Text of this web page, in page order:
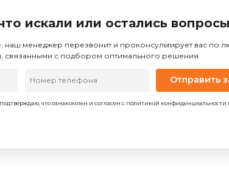
искали или остались
наш менеджер перезвонит и проконсультирует вас по
связанными с подбором оптимального решения.
Отправить
что ознакомлен и согласен с политикой конфиденциальности